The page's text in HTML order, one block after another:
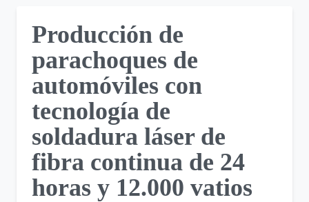
Producción de
parachoques de
automóviles con
tecnología de
soldadura láser de
fibra continua de 24
horas y 12.000 vatios